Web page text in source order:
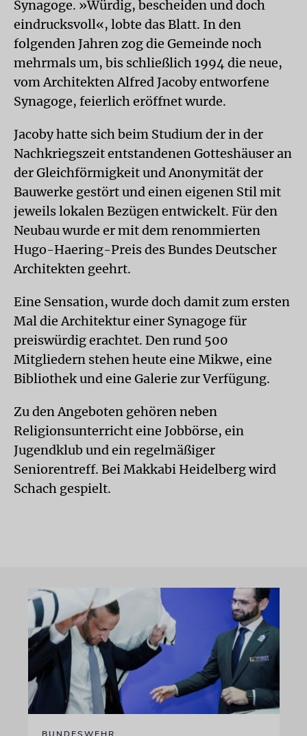
Synagoge. »Würdig, bescheiden und doch
eindrucksvoll«, lobte das Blatt. In den
folgenden Jahren zog die Gemeinde noch
mehrmals um, bis schließlich 1994 die neue,
vom Architekten Alfred Jacoby entworfene
Synagoge, feierlich eröffnet wurde.
Jacoby hatte sich beim Studium der in der
Nachkriegszeit entstandenen Gotteshäuser an
der Gleichförmigkeit und Anonymität der
Bauwerke gestört und einen eigenen Stil mit
jeweils lokalen Bezügen entwickelt. Für den
Neubau wurde er mit dem renommierten
Hugo-Haering-Preis des Bundes Deutscher
Architekten geehrt.
Eine Sensation, wurde doch damit zum ersten
Mal die Architektur einer Synagoge für
preiswürdig erachtet. Den rund 500
Mitgliedern stehen heute eine Mikwe, eine
Bibliothek und eine Galerie zur Verfügung.
Zu den Angeboten gehören neben
Religionsunterricht eine Jobbörse, ein
Jugendklub und ein regelmäßiger
Seniorentreff. Bei Makkabi Heidelberg wird
Schach gespielt.
BUNDESWEHR